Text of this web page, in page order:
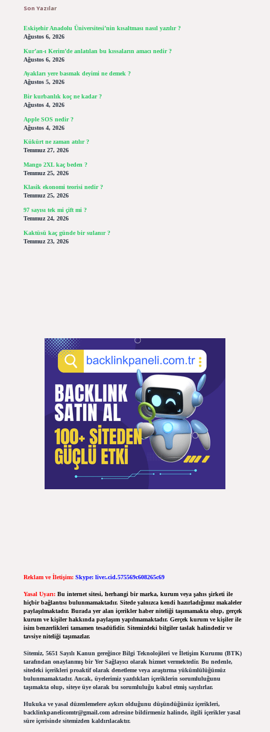
Son Yazılar
Eskişehir Anadolu Üniversitesi’nin kısaltması nasıl yazılır ?
Ağustos 6, 2026
Kur’an-ı Kerim’de anlatılan bu kıssaların amacı nedir ?
Ağustos 6, 2026
Ayakları yere basmak deyimi ne demek ?
Ağustos 5, 2026
Bir kurbanlık koç ne kadar ?
Ağustos 4, 2026
Apple SOS nedir ?
Ağustos 4, 2026
Kükürt ne zaman atılır ?
Temmuz 27, 2026
Mango 2XL kaç beden ?
Temmuz 25, 2026
Klasik ekonomi teorisi nedir ?
Temmuz 25, 2026
97 sayısı tek mi çift mi ?
Temmuz 24, 2026
Kaktüsü kaç günde bir sulanır ?
Temmuz 23, 2026
Reklam ve İletişim: Skype: live:.cid.575569c608265c69
Yasal Uyarı: Bu internet sitesi, herhangi bir marka, kurum veya şahıs şirketi ile
hiçbir bağlantısı bulunmamaktadır. Sitede yalnızca kendi hazırladığımız makaleler
paylaşılmaktadır. Burada yer alan içerikler haber niteliği taşımamakta olup, gerçek
kurum ve kişiler hakkında paylaşım yapılmamaktadır. Gerçek kurum ve kişiler ile
isim benzerlikleri tamamen tesadüfidir. Sitemizdeki bilgiler taslak halindedir ve
tavsiye niteliği taşımazlar.
Sitemiz, 5651 Sayılı Kanun gereğince Bilgi Teknolojileri ve İletişim Kurumu (BTK)
tarafından onaylanmış bir Yer Sağlayıcı olarak hizmet vermektedir. Bu nedenle,
sitedeki içerikleri proaktif olarak denetleme veya araştırma yükümlülüğümüz
bulunmamaktadır. Ancak, üyelerimiz yazdıkları içeriklerin sorumluluğunu
taşımakta olup, siteye üye olarak bu sorumluluğu kabul etmiş sayılırlar.
Hukuka ve yasal düzenlemelere aykırı olduğunu düşündüğünüz içerikleri,
backlinkpanelicomtr@gmail.comadresine bildirmeniz halinde, ilgili içerikler yasal
süre içerisinde sitemizden kaldırılacaktır.